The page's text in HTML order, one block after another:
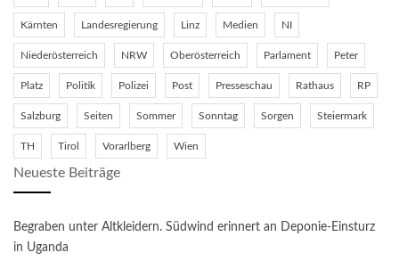
Kärnten Landesregierung Linz Medien NI
Niederösterreich NRW Oberösterreich Parlament Peter
Platz Politik Polizei Post Presseschau Rathaus RP
Salzburg Seiten Sommer Sonntag Sorgen Steiermark
TH Tirol Vorarlberg Wien
Neueste Beiträge
Begraben unter Altkleidern. Südwind erinnert an Deponie-Einsturz
in Uganda